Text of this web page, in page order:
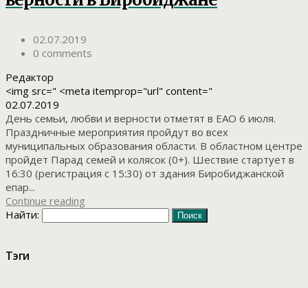
02.07.2019
0 comments
Редактор
<img src=" <meta itemprop="url" content="
02.07.2019
День семьи, любви и верности отметят в ЕАО 6 июля.
Праздничные мероприятия пройдут во всех
муниципальных образования области. В областном центре
пройдет Парад семей и колясок (0+). Шествие стартует в
16:30 (регистрация с 15:30) от здания Биробиджанской
епар...
Continue reading
Найти:
Тэги